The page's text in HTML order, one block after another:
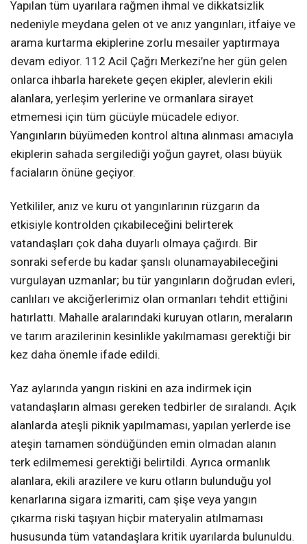
Yapılan tüm uyarılara rağmen ihmal ve dikkatsizlik
nedeniyle meydana gelen ot ve anız yangınları, itfaiye ve
arama kurtarma ekiplerine zorlu mesailer yaptırmaya
devam ediyor. 112 Acil Çağrı Merkezi’ne her gün gelen
onlarca ihbarla harekete geçen ekipler, alevlerin ekili
alanlara, yerleşim yerlerine ve ormanlara sirayet
etmemesi için tüm gücüyle mücadele ediyor.
Yangınların büyümeden kontrol altına alınması amacıyla
ekiplerin sahada sergilediği yoğun gayret, olası büyük
faciaların önüne geçiyor.
Yetkililer, anız ve kuru ot yangınlarının rüzgarın da
etkisiyle kontrolden çıkabileceğini belirterek
vatandaşları çok daha duyarlı olmaya çağırdı. Bir
sonraki seferde bu kadar şanslı olunamayabileceğini
vurgulayan uzmanlar; bu tür yangınların doğrudan evleri,
canlıları ve akciğerlerimiz olan ormanları tehdit ettiğini
hatırlattı. Mahalle aralarındaki kuruyan otların, meraların
ve tarım arazilerinin kesinlikle yakılmaması gerektiği bir
kez daha önemle ifade edildi.
Yaz aylarında yangın riskini en aza indirmek için
vatandaşların alması gereken tedbirler de sıralandı. Açık
alanlarda ateşli piknik yapılmaması, yapılan yerlerde ise
ateşin tamamen söndüğünden emin olmadan alanın
terk edilmemesi gerektiği belirtildi. Ayrıca ormanlık
alanlara, ekili arazilere ve kuru otların bulunduğu yol
kenarlarına sigara izmariti, cam şişe veya yangın
çıkarma riski taşıyan hiçbir materyalin atılmaması
hususunda tüm vatandaşlara kritik uyarılarda bulunuldu.